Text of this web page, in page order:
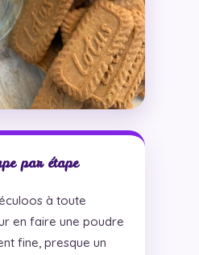
par étape
à toute
en faire une poudre
fine, presque un